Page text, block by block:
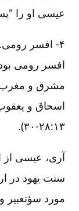
عیسی او را "پسر
۴-‏‏ افسر
افسر رومی
مشرق و مغرب
۱۳:‏۲۸-‏‏‏۳۰).
آری، عیسی از
سنت یهود در
مورد سؤتعبیر